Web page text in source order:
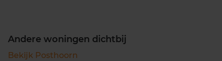
Andere woningen dichtbij
Bekijk Posthoorn